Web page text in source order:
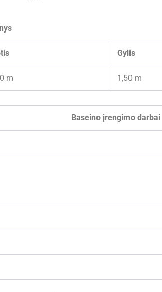
Gylis
m 1,50 m
Baseino įrengimo darbai